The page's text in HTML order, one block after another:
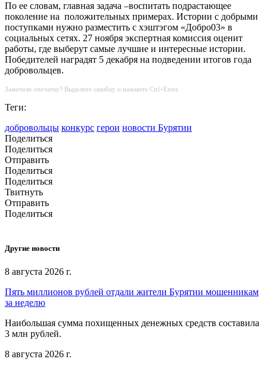
По ее словам, главная задача –воспитать подрастающее
поколение на положительных примерах. Истории с добрыми
поступками нужно разместить с хэштэгом «Добро03» в
социальных сетях. 27 ноября экспертная комиссия оценит
работы, где выберут самые лучшие и интересные истории.
Победителей наградят 5 декабря на подведении итогов года
добровольцев.
Заметили опечатку? Выделите ошибку и нажмите Ctrl+Enter.
Теги:
добровольцы конкурс герои новости Бурятии
Поделиться
Поделиться
Отправить
Поделиться
Поделиться
Твитнуть
Отправить
Поделиться
Другие новости
8 августа 2026 г.
Пять миллионов рублей отдали жители Бурятии мошенникам
за неделю
Наибольшая сумма похищенных денежных средств составила
3 млн рублей.
8 августа 2026 г.